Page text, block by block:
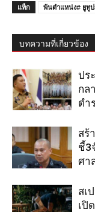
แท็ก พ้นตำแหน่ง# ยูทู
บทความที่เกี่ยวข้อง
ปร
กล
ดำ
สร้
ชี้3
ศา
สเ
เปิ